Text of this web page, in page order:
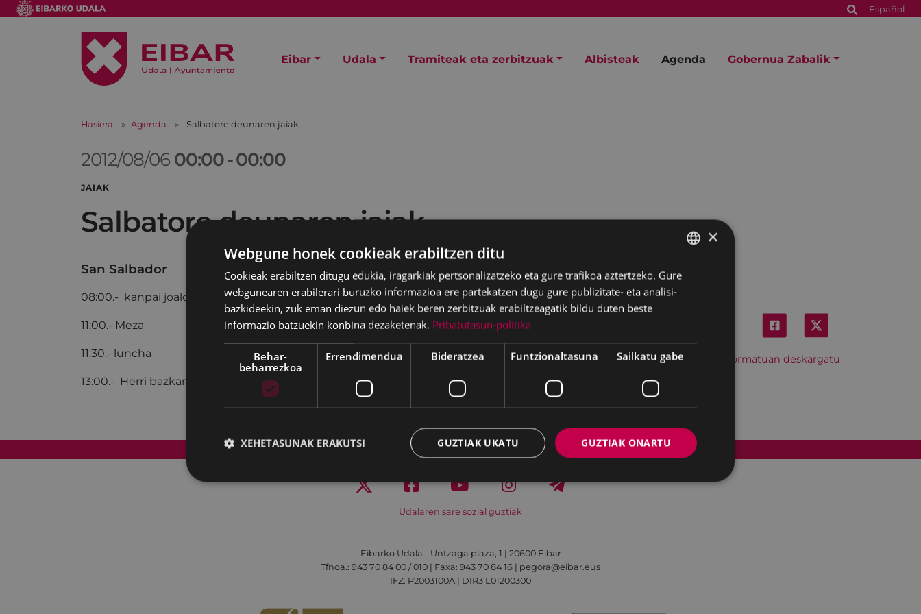
Español
Eibar Udala Tramiteak eta zerbitzuak Albisteak Agenda Gobernua Zabalik
Hasiera Agenda Salbatore deunaren jaiak
2012/08/06 00:00-00:00
JAIAK
Salbatore deunaren jaiak
San Salbador
Hitzordu hau iCal formatuan deskargatu
08:00.- kanpai joaldia eta txupinazoa
11:00.- Meza
11:30.- luncha
13:00.- Herri bazkaria.
Web mapa Irisgarritasuna Kontaktua Lege-oharra Cookien politika
Udalaren sare sozial guztiak
Eibarko Udala - Untzaga plaza, 1 | 20600 Eibar
Tfnoa.: 943 70 84 00 / 010 | Faxa: 943 70 84 16 | pegora@eibar.eus
IFZ: P2003100A | DIR3 L01200300
BASQUE
SPANISH
×
Webgune honek cookieak erabiltzen ditu
Cookieak erabiltzen ditugu edukia, iragarkiak pertsonalizatzeko eta gure trafikoa aztertzeko. Gure
webgunearen erabilerari buruzko informazioa ere partekatzen dugu gure publizitate- eta analisi-
bazkideekin, zuk eman diezun edo haiek beren zerbitzuak erabiltzeagatik bildu duten beste
informazio batzuekin konbina dezaketenak. Pribatutasun-politika
Behar-
beharrezkoa
Errendimendua Bideratzea Funtzionaltasuna Sailkatu gabe
GUZTIAK ONARTU
GUZTIAK UKATU
XEHETASUNAK ERAKUTSI